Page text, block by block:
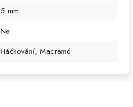
5 mm
Ne
Háčkování, Macramé